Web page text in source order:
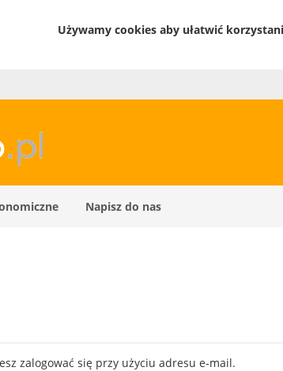
Używamy cookies aby ułatwić
Napisz do nas
zalogować się przy użyciu adresu e-mail.